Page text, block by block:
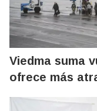
Viedma suma
ofrece más